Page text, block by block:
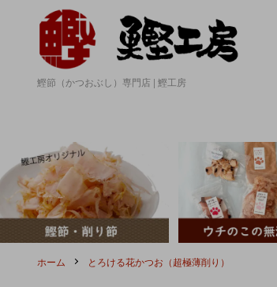
鰹節（かつおぶし）専門店 | 鰹工房
ホーム とろける花かつお（超極薄削り）